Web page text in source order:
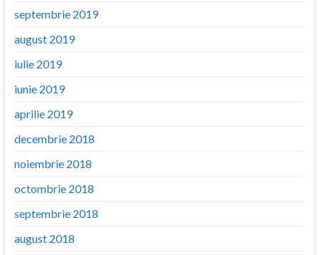
septembrie 2019
august 2019
iulie 2019
iunie 2019
aprilie 2019
decembrie 2018
noiembrie 2018
octombrie 2018
septembrie 2018
august 2018